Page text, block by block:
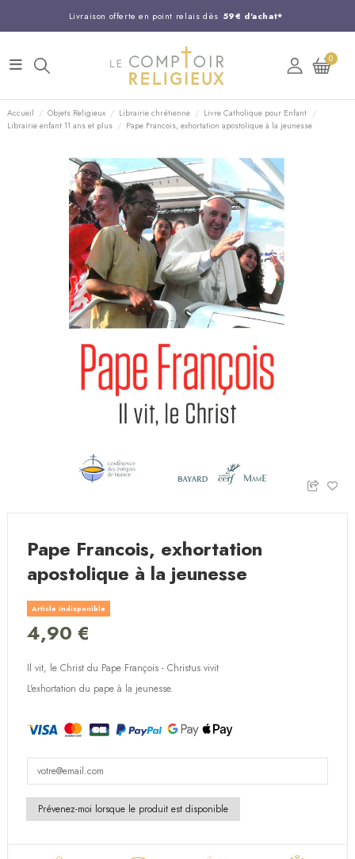
Livraison offerte en point relais dès 59€ d'achat*
Entreprise Française familiale
Support client disponible au 03 20 24 74 15
Commandez avant 14H, expédition le jour même !
0
Accueil Objets Religieux Librairie chrétienne
Livre Catholique pour Enfant
Librairie enfant 11 ans et plus
Pape Francois, exhortation apostolique à la jeunesse
Pape Francois, exhortation
apostolique à la jeunesse
Article indisponible
4,90 €
Il vit, le Christ du Pape François - Christus vivit
L'exhortation du pape à la jeunesse.